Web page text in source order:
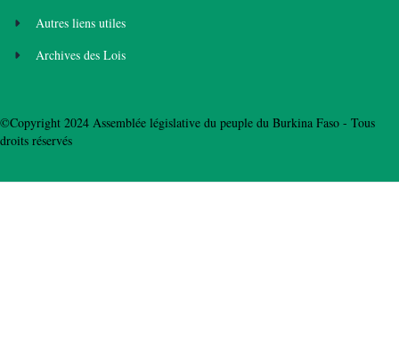
Autres liens utiles
Archives des Lois
©Copyright 2024 Assemblée législative du peuple du Burkina Faso - Tous
droits réservés